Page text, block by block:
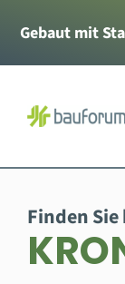
Inhalt
springen
Gebaut mit
Finden